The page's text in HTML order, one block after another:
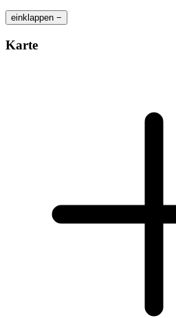
einklappen −
Karte